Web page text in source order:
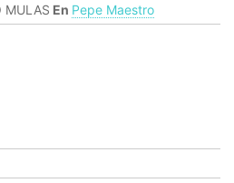
MULAS En Pepe Maestro